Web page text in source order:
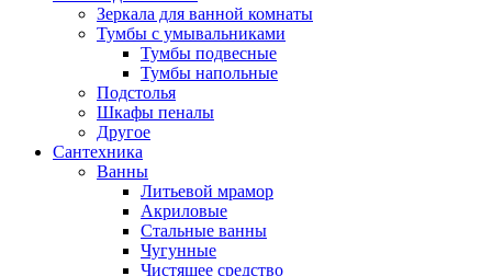
Зеркала для ванной комнаты
Тумбы с умывальниками
Тумбы подвесные
Тумбы напольные
Подстолья
Шкафы пеналы
Другое
Сантехника
Ванны
Литьевой мрамор
Акриловые
Стальные ванны
Чугунные
Чистящее средство